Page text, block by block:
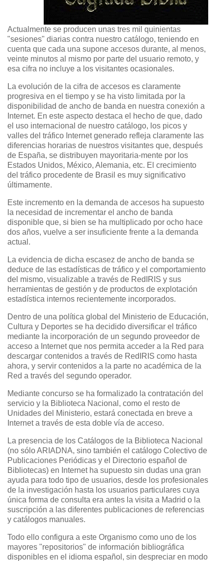
Actualmente se producen unas tres mil quinientas
"sesiones" diarias contra nuestro catálogo, teniendo en
cuenta que cada una supone accesos durante, al menos,
veinte minutos al mismo por parte del usuario remoto, y
esa cifra no incluye a los visitantes ocasionales.
La evolución de la cifra de accesos es claramente
progresiva en el tiempo y se ha visto limitada por la
disponibilidad de ancho de banda en nuestra conexión a
Internet. En este aspecto destaca el hecho de que, dado
el uso internacional de nuestro catálogo, los picos y
valles del tráfico Internet generado refleja claramente las
diferencias horarias de nuestros visitantes que, después
de España, se distribuyen mayoritaria-mente por los
Estados Unidos, México, Alemania, etc. El crecimiento
del tráfico procedente de Brasil es muy significativo
últimamente.
Este incremento en la demanda de accesos ha supuesto
la necesidad de incrementar el ancho de banda
disponible que, si bien se ha multiplicado por ocho hace
dos años, vuelve a ser insuficiente frente a la demanda
actual.
La evidencia de dicha escasez de ancho de banda se
deduce de las estadísticas de tráfico y el comportamiento
del mismo, visualizable a través de RedIRIS y sus
herramientas de gestión y de productos de explotación
estadística internos recientemente incorporados.
Dentro de una política global del Ministerio de Educación,
Cultura y Deportes se ha decidido diversificar el tráfico
mediante la incorporación de un segundo proveedor de
acceso a Internet que nos permita acceder a la Red para
descargar contenidos a través de RedIRIS como hasta
ahora, y servir contenidos a la parte no académica de la
Red a través del segundo operador.
Mediante concurso se ha formalizado la contratación del
servicio y la Biblioteca Nacional, como el resto de
Unidades del Ministerio, estará conectada en breve a
Internet a través de esta doble vía de acceso.
La presencia de los Catálogos de la Biblioteca Nacional
(no sólo ARIADNA, sino también el catálogo Colectivo de
Publicaciones Periódicas y el Directorio español de
Bibliotecas) en Internet ha supuesto sin dudas una gran
ayuda para todo tipo de usuarios, desde los profesionales
de la investigación hasta los usuarios particulares cuya
única forma de consulta era antes la visita a Madrid o la
suscripción a las diferentes publicaciones de referencias
y catálogos manuales.
Todo ello configura a este Organismo como uno de los
mayores "repositorios" de información bibliográfica
disponibles en el idioma español, sin despreciar en modo